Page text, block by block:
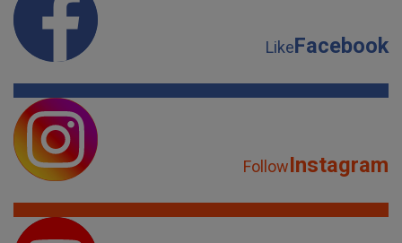
LikeFacebook
FollowInstagram